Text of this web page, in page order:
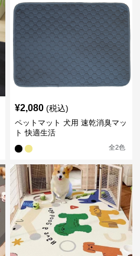
¥2,080 (税込)
ペットマット 犬用 速乾消臭マッ
ト 快適生活
全2色